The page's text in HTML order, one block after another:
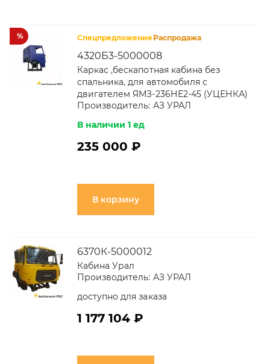
% СпецпредложениеРаспродажа
4320Б3-5000008
Каркас ,бескапотная кабина без
спальника, для автомобиля с
двигателем ЯМЗ-236НЕ2-45 (УЦЕНКА)
Производитель: АЗ УРАЛ
В наличии 1 ед
235 000 ₽
В корзину
6370К-5000012
Кабина Урал
Производитель: АЗ УРАЛ
доступно для заказа
1 177 104 ₽